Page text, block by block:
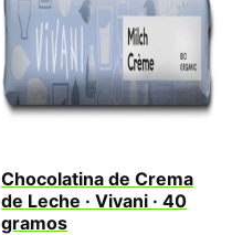
Chocolatina de Crema
de Leche · Vivani · 40
gramos